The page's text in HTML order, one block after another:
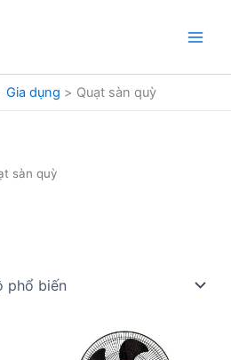
Gia dụng Quạt sàn quỳ
sàn quỳ